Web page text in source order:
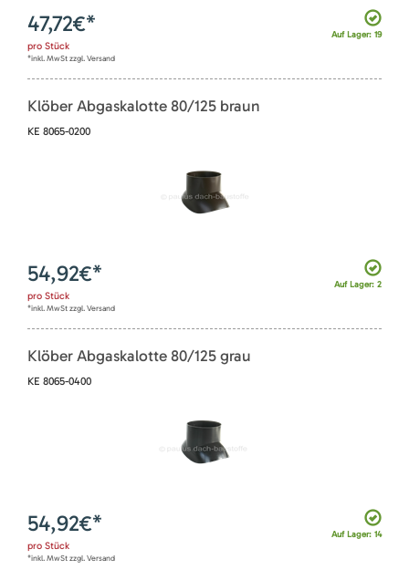
Auf Lager: 19
47,72€*
pro Stück
*inkl. MwSt zzgl. Versand
Klöber Abgaskalotte 80/125 braun
KE 8065-0200
Auf Lager: 2
54,92€*
pro Stück
*inkl. MwSt zzgl. Versand
Klöber Abgaskalotte 80/125 grau
KE 8065-0400
Auf Lager: 14
54,92€*
pro Stück
*inkl. MwSt zzgl. Versand